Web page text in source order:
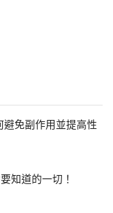
避免副作用並提高性
知道的一切！